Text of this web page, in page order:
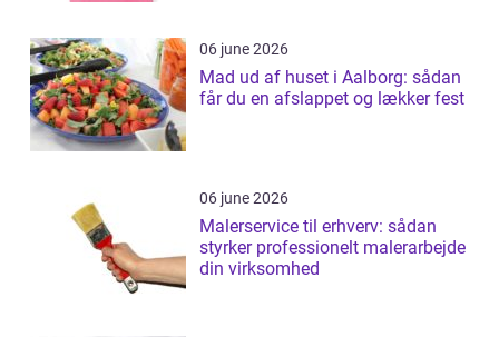
06 june 2026
Mad ud af huset i Aalborg: sådan
får du en afslappet og lækker fest
06 june 2026
Malerservice til erhverv: sådan
styrker professionelt malerarbejde
din virksomhed